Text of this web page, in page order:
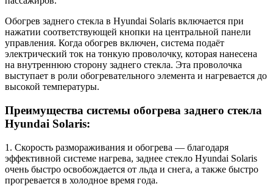
Обогрев заднего стекла в Hyundai Solaris включается при
нажатии соответствующей кнопки на центральной панели
управления. Когда обогрев включен, система подаёт
электрический ток на тонкую проволочку, которая нанесена
на внутреннюю сторону заднего стекла. Эта проволочка
выступает в роли обогревательного элемента и нагревается до
высокой температуры.
Преимущества системы обогрева заднего стекла
Hyundai Solaris:
1. Скорость размораживания и обогрева — благодаря
эффективной системе нагрева, заднее стекло Hyundai Solaris
очень быстро освобождается от льда и снега, а также быстро
прогревается в холодное время года.